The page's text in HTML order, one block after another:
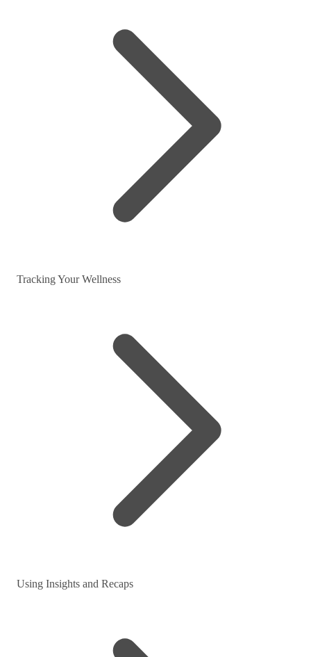
Tracking Your Wellness
Using Insights and Recaps